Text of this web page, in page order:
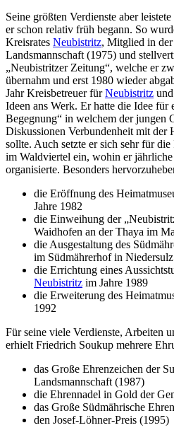
Seine größten Verdienste aber
er schon relativ früh begann. So
Kreisrates Neubistritz, Mitglied in der
Landsmannschaft (1975) und
„Neubistritzer Zeitung“, welche er
übernahm und erst 1980 wieder
Jahr Kreisbetreuer fürNeubistritz
Ideen ans Werk. Er hatte die Idee für
Begegnung“ in welchem der jungen
Diskussionen Verbundenheit mit der
sollte. Auch setzte er sich sehr für die
im Waldviertel ein, wohin er
organisierte. Besonders
die Eröffnung des
Jahre 1982
die Einweihung der
Waidhofen an der Thaya im
die Ausgestaltung des
im Südmährerhof in
die Errichtung eines
Neubistritz im Jahre 1989
die Erweiterung des
1992
Für seine viele Verdienste, Arbeiten
erhielt Friedrich Soukup mehrere
das Große Ehrenzeichen der
Landsmannschaft (1987)
die Ehrennadel in Gold der
das Große Südmährische
den Josef-Löhner-Preis (1995)